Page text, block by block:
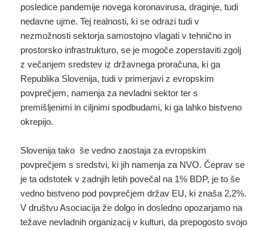
posledice pandemije novega koronavirusa, draginje, tudi
nedavne ujme. Tej realnosti, ki se odrazi tudi v
nezmožnosti sektorja samostojno vlagati v tehnično in
prostorsko infrastrukturo, se je mogoče zoperstaviti zgolj
z večanjem sredstev iz državnega proračuna, ki ga
Republika Slovenija, tudi v primerjavi z evropskim
povprečjem, namenja za nevladni sektor ter s
premišljenimi in ciljnimi spodbudami, ki ga lahko bistveno
okrepijo.
Slovenija tako še vedno zaostaja za evropskim
povprečjem s sredstvi, ki jih namenja za NVO. Čeprav se
je ta odstotek v zadnjih letih povečal na 1% BDP, je to še
vedno bistveno pod povprečjem držav EU, ki znaša 2,2%.
V društvu Asociacija že dolgo in dosledno opozarjamo na
težave nevladnih organizacij v kulturi, da prepogosto svojo